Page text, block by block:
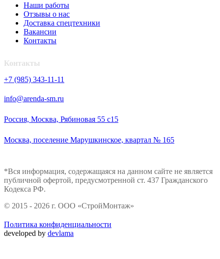
Наши работы
Отзывы о нас
Доставка спецтехники
Вакансии
Контакты
Контакты
+7 (985) 343-11-11
info@arenda-sm.ru
Россия, Москва, Рябиновая 55 с15
Москва, поселение Марушкинское, квартал № 165
*Вся информация, содержащаяся на данном сайте не является
публичной офертой, предусмотренной ст. 437 Гражданского
Кодекса РФ.
© 2015 - 2026 г. ООО «СтройМонтаж»
Политика конфиденциальности
developed by devlama